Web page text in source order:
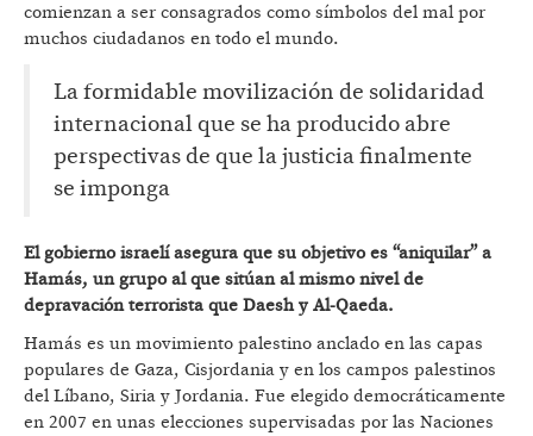
comienzan a ser consagrados como símbolos del mal por
muchos ciudadanos en todo el mundo.
La formidable movilización de solidaridad
internacional que se ha producido abre
perspectivas de que la justicia finalmente
se imponga
El gobierno israelí asegura que su objetivo es “aniquilar” a
Hamás, un grupo al que sitúan al mismo nivel de
depravación terrorista que Daesh y Al-Qaeda.
Hamás es un movimiento palestino anclado en las capas
populares de Gaza, Cisjordania y en los campos palestinos
del Líbano, Siria y Jordania. Fue elegido democráticamente
en 2007 en unas elecciones supervisadas por las Naciones